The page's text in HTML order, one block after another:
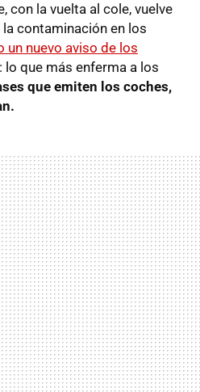
con la vuelta al cole, vuelve
contaminación en los
un nuevo aviso de los
: lo que más enferma a los
que emiten los coches,